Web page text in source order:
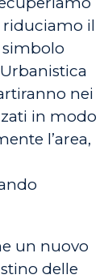
riduciamo il
nei
in modo
l’area,
un nuovo
delle